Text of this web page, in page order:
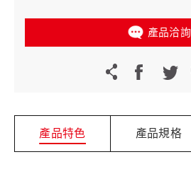
產品洽詢
產品特色 產品規格